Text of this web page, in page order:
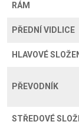
RÁM
PŘEDNÍ VIDLICE
HLAVOVÉ
PŘEVODNÍK
STŘEDOVÉ